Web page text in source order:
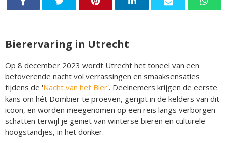
Bierervaring in Utrecht
Op 8 december 2023 wordt Utrecht het toneel van een
betoverende nacht vol verrassingen en smaaksensaties
tijdens de 'Nacht van het Bier'. Deelnemers krijgen de eerste
kans om hét Dombier te proeven, gerijpt in de kelders van dit
icoon, en worden meegenomen op een reis langs verborgen
schatten terwijl je geniet van winterse bieren en culturele
hoogstandjes, in het donker.